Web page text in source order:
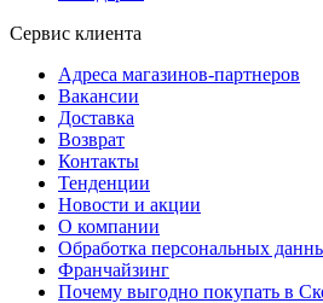
Сервис клиента
Адреса магазинов-партнеров
Вакансии
Доставка
Возврат
Контакты
Тенденции
Новости и акции
О компании
Обработка персональных
Франчайзинг
Почему выгодно покупать в